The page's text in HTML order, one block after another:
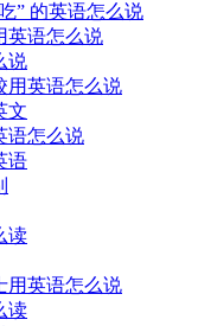
” 的英语怎么说
英语怎么说
说
用英语怎么说
文
语怎么说
语
读
用英语怎么说
读